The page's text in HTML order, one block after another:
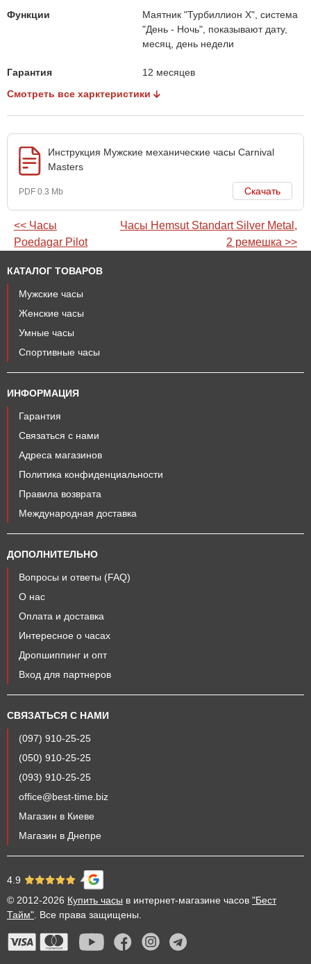
Функции
Маятник "Турбиллион Х", cистема
"День - Ночь", показывают дату,
месяц, день недели
Гарантия
12 месяцев
Смотреть все харктеристики
Инструкция Мужские механические часы Carnival
Masters
PDF 0.3 Mb Скачать
<< Часы
Poedagar Pilot
Часы Hemsut Standart Silver Metal,
2 ремешка >>
КАТАЛОГ ТОВАРОВ
Мужские часы
Женские часы
Умные часы
Спортивные часы
ИНФОРМАЦИЯ
Гарантия
Связаться с нами
Адреса магазинов
Политика конфиденциальности
Правила возврата
Международная доставка
ДОПОЛНИТЕЛЬНО
Вопросы и ответы (FAQ)
О нас
Оплата и доставка
Интересное о часах
Дропшиппинг и опт
Вход для партнеров
СВЯЗАТЬСЯ С НАМИ
(097) 910-25-25
(050) 910-25-25
(093) 910-25-25
office@best-time.biz
Магазин в Киеве
Магазин в Днепре
4.9
© 2012-2026 Купить часы в интернет-магазине часов "Бест
Тайм" . Все права защищены.